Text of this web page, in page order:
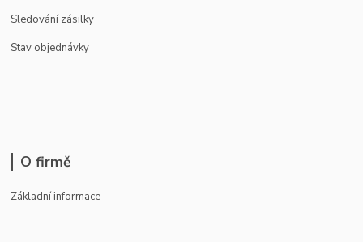
Sledování zásilky
Stav objednávky
O firmě
Základní informace